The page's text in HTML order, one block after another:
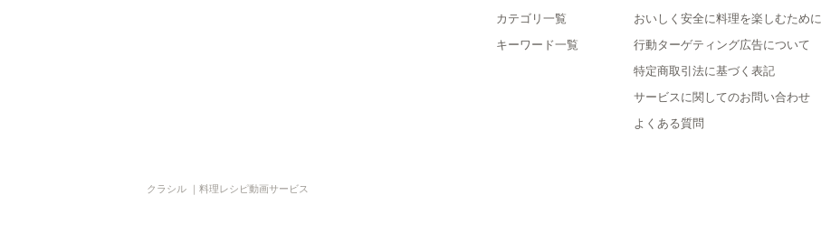
カテゴリ一覧
キーワード一覧
おいしく安全に料理を楽しむために
行動ターゲティング広告について
特定商取引法に基づく表記
サービスに関してのお問い合わせ
よくある質問
クラシル ｜料理レシピ動画サービス